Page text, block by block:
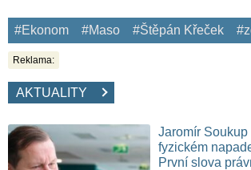
#Ekonom #Maso #Štěpán Křeček
Reklama:
AKTUALITY
Jaromír
fyzickém
První slova